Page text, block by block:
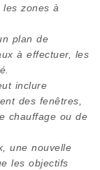
zones à
plan de
à effectuer, les
inclure
des fenêtres,
chauffage ou de
une nouvelle
les objectifs